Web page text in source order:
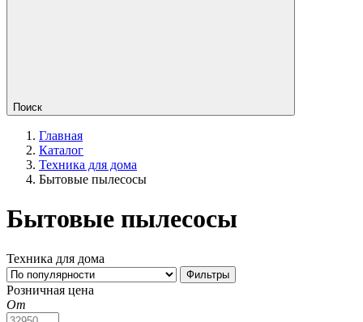
Поиск
Главная
Каталог
Техника для дома
Бытовые пылесосы
Бытовые пылесосы
Техника для дома
Фильтры
Розничная цена
От